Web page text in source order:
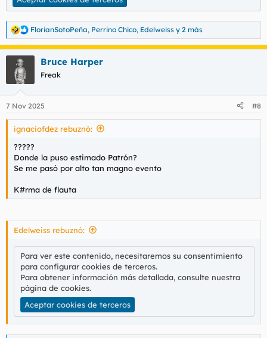
R
e
a
e
s
FlorianSotoPeña, Perrino Chico, Edelweiss y 2 más
Bruce Harper
Freak
7 Nov 2025 #8
ignaciofdez rebuznó:
?????
Donde la puso estimado Patrón?
Se me pasó por alto tan magno evento
K#rma de flauta
Edelweiss rebuznó:
Para ver este contenido, necesitaremos su consentimiento
para configurar cookies de terceros.
Para obtener información más detallada, consulte nuestra
página de cookies.
Aceptar cookies de terceros